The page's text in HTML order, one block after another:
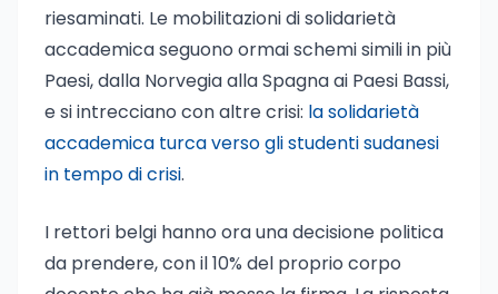
riesaminati. Le mobilitazioni di solidarietà
accademica seguono ormai schemi simili in più
Paesi, dalla Norvegia alla Spagna ai Paesi Bassi,
e si intrecciano con altre crisi: la solidarietà
accademica turca verso gli studenti sudanesi
in tempo di crisi.
I rettori belgi hanno ora una decisione politica
da prendere, con il 10% del proprio corpo